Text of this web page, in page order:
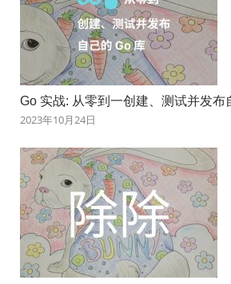
Go 实战: 从零到一创建、测试并发布
2023年10月24日